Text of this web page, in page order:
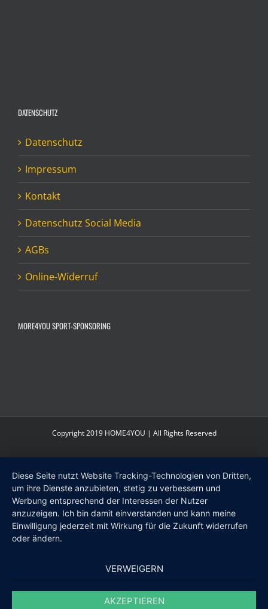
DATENSCHUTZ
Datenschutz
Impressum
Kontakt
Datenschutz Social Media
AGBs
Online-Widerruf
MORE4YOU SPORT-SPONSORING
Copyright 2019 HOME4YOU | All Rights Reserved
Diese Seite nutzt Website Tracking-Technologien von Dritten,
um ihre Dienste anzubieten, stetig zu verbessern und
Werbung entsprechend der Interessen der Nutzer
anzuzeigen. Ich bin damit einverstanden und kann meine
Einwilligung jederzeit mit Wirkung für die Zukunft widerrufen
oder ändern.
VERWEIGERN
AKZEPTIEREN